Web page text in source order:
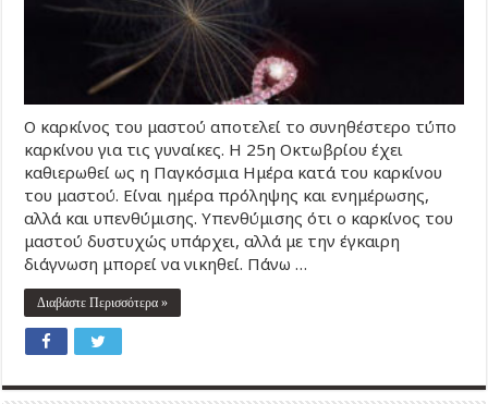
Ο καρκίνος του μαστού αποτελεί το συνηθέστερο τύπο
καρκίνου για τις γυναίκες. Η 25η Οκτωβρίου έχει
καθιερωθεί ως η Παγκόσμια Ημέρα κατά του καρκίνου
του μαστού. Είναι ημέρα πρόληψης και ενημέρωσης,
αλλά και υπενθύμισης. Υπενθύμισης ότι ο καρκίνος του
μαστού δυστυχώς υπάρχει, αλλά με την έγκαιρη
διάγνωση μπορεί να νικηθεί. Πάνω …
Διαβάστε Περισσότερα »